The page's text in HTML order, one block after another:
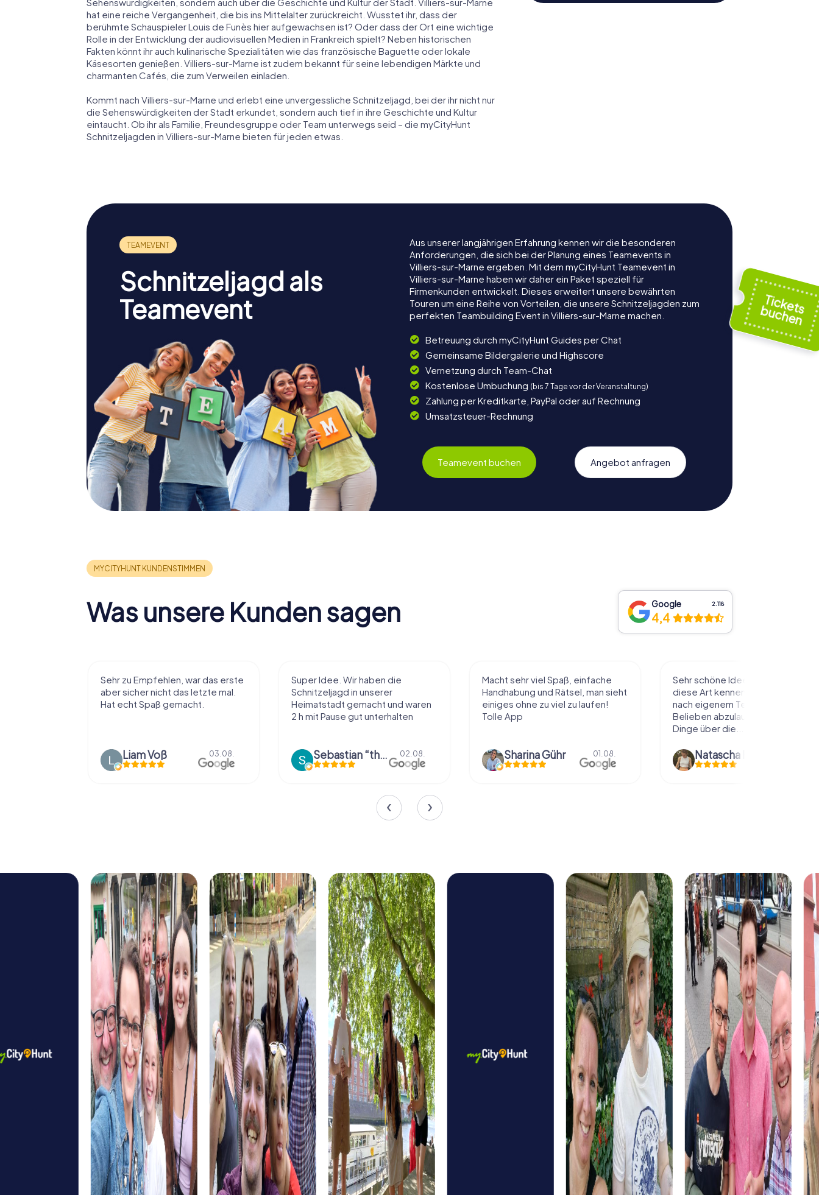
hat eine reiche Vergangenheit, die bis ins Mittelalter zurückreicht. Wusstet ihr, dass der
berühmte Schauspieler Louis de Funès hier aufgewachsen ist? Oder dass der Ort eine wichtige
Rolle in der Entwicklung der audiovisuellen Medien in Frankreich spielt? Neben historischen
Fakten könnt ihr auch kulinarische Spezialitäten wie das französische Baguette oder lokale
Käsesorten genießen. Villiers-sur-Marne ist zudem bekannt für seine lebendigen Märkte und
charmanten Cafés, die zum Verweilen einladen.
Kommt nach Villiers-sur-Marne und erlebt eine unvergessliche Schnitzeljagd, bei der ihr nicht nur
die Sehenswürdigkeiten der Stadt erkundet, sondern auch tief in ihre Geschichte und Kultur
eintaucht. Ob ihr als Familie, Freundesgruppe oder Team unterwegs seid – die myCityHunt
Schnitzeljagden in Villiers-sur-Marne bieten für jeden etwas.
Schnitzeljagd als
Teamevent
Aus unserer langjährigen Erfahrung kennen wir die besonderen
Anforderungen, die sich bei der Planung eines Teamevents in
Villiers-sur-Marne ergeben. Mit dem myCityHunt Teamevent in
Villiers-sur-Marne haben wir daher ein Paket speziell für
Firmenkunden entwickelt. Dieses erweitert unsere bewährten
Touren um eine Reihe von Vorteilen, die unsere Schnitzeljagden zum
perfekten Teambuilding Event in Villiers-sur-Marne machen.
Betreuung durch myCityHunt Guides per Chat
Gemeinsame Bildergalerie und Highscore
Vernetzung durch Team-Chat
Kostenlose Umbuchung (bis 7 Tage vor der Veranstaltung)
Zahlung per Kreditkarte, PayPal oder auf Rechnung
Umsatzsteuer-Rechnung
Teamevent buchen Angebot anfragen
Was unsere Kunden sagen Google 2.118
4,4
Sehr zu Empfehlen, war das erste
aber sicher nicht das letzte mal.
Hat echt Spaß gemacht.
Liam Voß 03.08.
Super Idee. Wir haben die
Schnitzeljagd in unserer
Heimatstadt gemacht und waren
2 h mit Pause gut unterhalten
Sebastian “the sleeping Boxer Dog” Röhner 02.08.
Macht sehr viel Spaß, einfache
Handhabung und Rätsel, man sieht
einiges ohne zu viel zu laufen!
Tolle App
Sharina Gühr 01.08.
Sehr schöne Idee die Stadt auf
diese Art kennenzulernen. Alles
nach eigenem Tempo und
Belieben abzulaufen und dabei
Dinge über die...